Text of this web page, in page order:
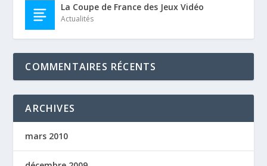
La Coupe de France des Jeux Vidéo
Actualités
COMMENTAIRES RÉCENTS
ARCHIVES
mars 2010